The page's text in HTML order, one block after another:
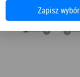
Zapisz wybór